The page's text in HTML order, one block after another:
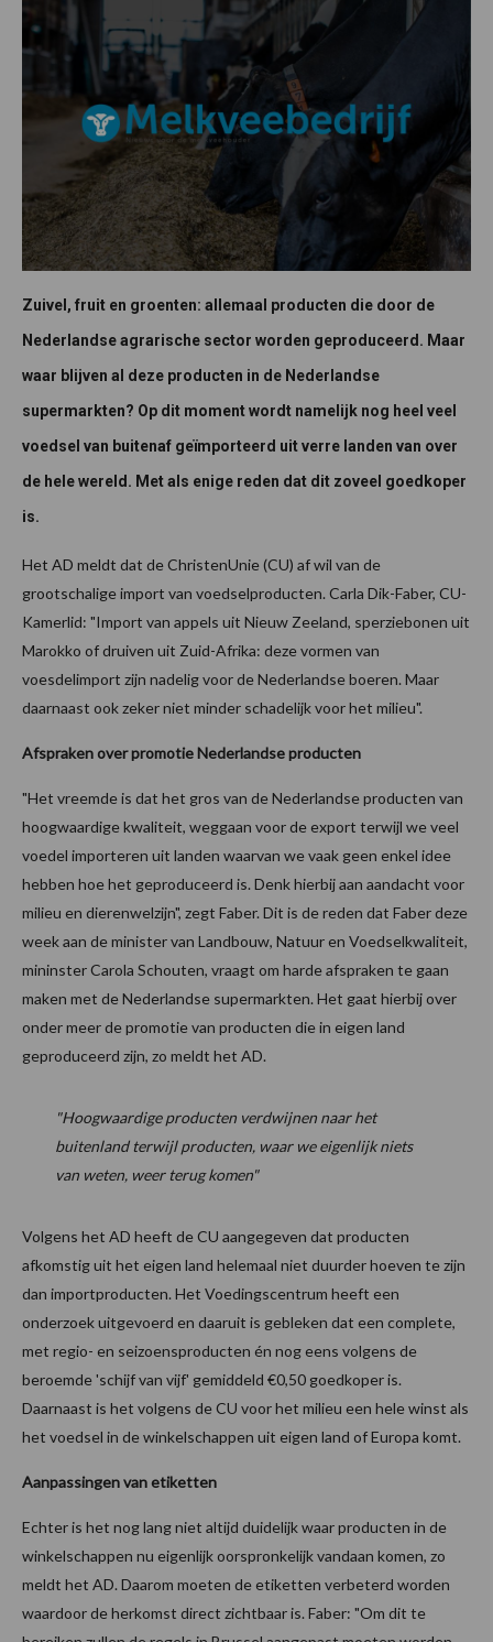
Zuivel, fruit en groenten: allemaal producten die door de
Nederlandse agrarische sector worden geproduceerd. Maar
waar blijven al deze producten in de Nederlandse
supermarkten? Op dit moment wordt namelijk nog heel veel
voedsel van buitenaf geïmporteerd uit verre landen van over
de hele wereld. Met als enige reden dat dit zoveel goedkoper
is.
Het AD meldt dat de ChristenUnie (CU) af wil van de
grootschalige import van voedselproducten. Carla Dik-Faber, CU-
Kamerlid: "Import van appels uit Nieuw Zeeland, sperziebonen uit
Marokko of druiven uit Zuid-Afrika: deze vormen van
voesdelimport zijn nadelig voor de Nederlandse boeren. Maar
daarnaast ook zeker niet minder schadelijk voor het milieu".
Afspraken over promotie Nederlandse producten
"Het vreemde is dat het gros van de Nederlandse producten van
hoogwaardige kwaliteit, weggaan voor de export terwijl we veel
voedel importeren uit landen waarvan we vaak geen enkel idee
hebben hoe het geproduceerd is. Denk hierbij aan aandacht voor
milieu en dierenwelzijn", zegt Faber. Dit is de reden dat Faber deze
week aan de minister van Landbouw, Natuur en Voedselkwaliteit,
mininster Carola Schouten, vraagt om harde afspraken te gaan
maken met de Nederlandse supermarkten. Het gaat hierbij over
onder meer de promotie van producten die in eigen land
geproduceerd zijn, zo meldt het AD.
"Hoogwaardige producten verdwijnen naar het
buitenland terwijl producten, waar we eigenlijk niets
van weten, weer terug komen"
Volgens het AD heeft de CU aangegeven dat producten
afkomstig uit het eigen land helemaal niet duurder hoeven te zijn
dan importproducten. Het Voedingscentrum heeft een
onderzoek uitgevoerd en daaruit is gebleken dat een complete,
met regio- en seizoensproducten én nog eens volgens de
beroemde 'schijf van vijf' gemiddeld €0,50 goedkoper is.
Daarnaast is het volgens de CU voor het milieu een hele winst als
het voedsel in de winkelschappen uit eigen land of Europa komt.
Aanpassingen van etiketten
Echter is het nog lang niet altijd duidelijk waar producten in de
winkelschappen nu eigenlijk oorspronkelijk vandaan komen, zo
meldt het AD. Daarom moeten de etiketten verbeterd worden
waardoor de herkomst direct zichtbaar is. Faber: "Om dit te